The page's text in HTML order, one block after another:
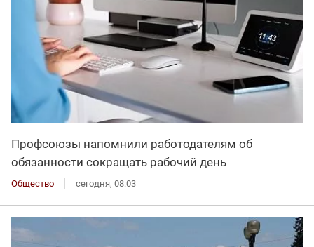
Профсоюзы напомнили работодателям об
обязанности сокращать рабочий день
Общество сегодня, 08:03